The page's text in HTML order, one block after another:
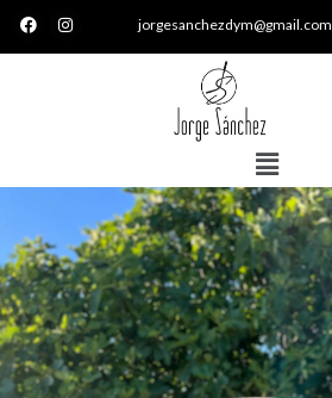
jorgesanchezdym@gmail.com